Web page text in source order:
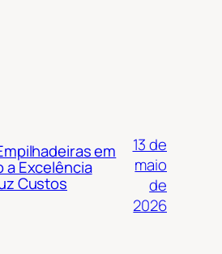
em
a Excelência
Custos
13 de
maio
de
2026